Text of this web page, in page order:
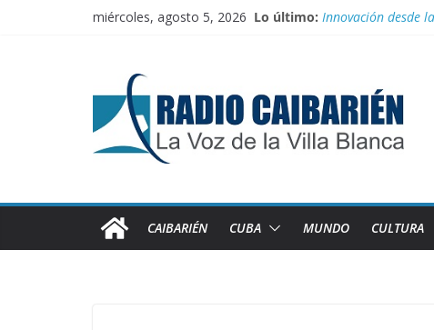
miércoles, agosto 5, 2026 Lo último: Innovación desde
Empatan los
Homenaje a
CAIBARIÉN CUBA MUNDO CULTURA